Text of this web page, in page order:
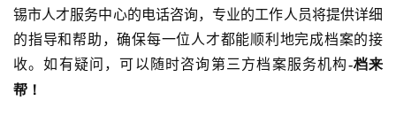
锡市人才服务中心的电话咨询，专业的工作人员将提供详细
的指导和帮助，确保每一位人才都能顺利地完成档案的接
收。如有疑问，可以随时咨询第三方档案服务机构-档来
帮！